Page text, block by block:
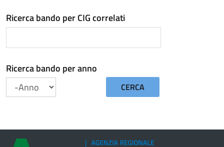
Ricerca bando per CIG correlati
Ricerca bando per anno
CERCA